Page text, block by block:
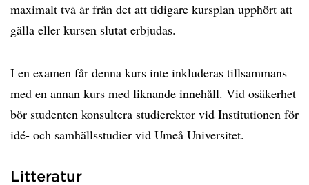
maximalt två år från det att tidigare kursplan upphört att
gälla eller kursen slutat erbjudas.
I en examen får denna kurs inte inkluderas tillsammans
med en annan kurs med liknande innehåll. Vid osäkerhet
bör studenten konsultera studierektor vid Institutionen för
idé- och samhällsstudier vid Umeå Universitet.
Litteratur